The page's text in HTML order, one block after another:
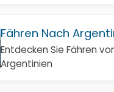
Fähren Nach
Entdecken Sie Fähren
Argentinien